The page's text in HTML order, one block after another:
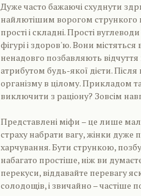
Дуже часто бажаючі схуднути
найлютішим ворогом стрункого
прості і складні. Прості
фігурі і здоров'ю. Вони
ненадовго позбавляють
атрибутом будь-якої дієти.
організму в цілому. Прикладом
виключити з раціону? Зовсім
Представлені міфи – це лише
страху набрати вагу, жінки дуже
харчування. Бути стрункою,
набагато простіше, ніж ви
перекуси, віддавайте перевагу
солодощів, і звичайно – частіше